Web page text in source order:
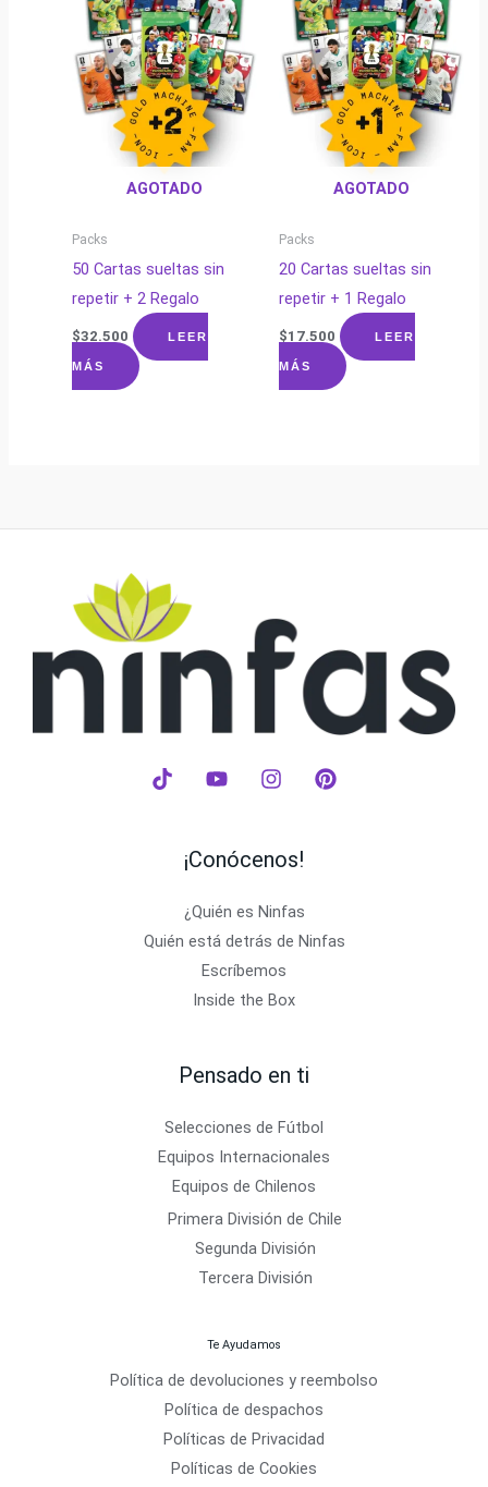
AGOTADO
Packs
50 Cartas sueltas sin
repetir + 2 Regalo
$32.500 LEER
MÁS
AGOTADO
Packs
20 Cartas sueltas sin
repetir + 1 Regalo
$17.500 LEER
MÁS
¡Conócenos!
¿Quién es Ninfas
Quién está detrás de Ninfas
Escríbemos
Inside the Box
Pensado en ti
Selecciones de Fútbol
Equipos Internacionales
Equipos de Chilenos
Primera División de Chile
Segunda División
Tercera División
Te Ayudamos
Política de devoluciones y reembolso
Política de despachos
Políticas de Privacidad
Políticas de Cookies